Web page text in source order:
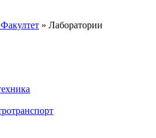
» Лаборатории